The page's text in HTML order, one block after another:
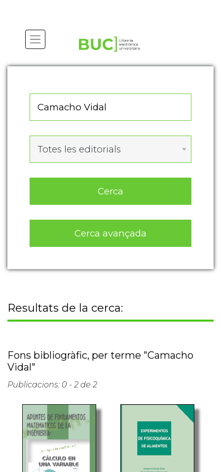
Totes les editorials
Cerca
Cerca avançada
Resultats de la cerca:
Fons bibliogràfic, per terme "Camacho
Vidal"
Publicacions: 0 - 2 de 2